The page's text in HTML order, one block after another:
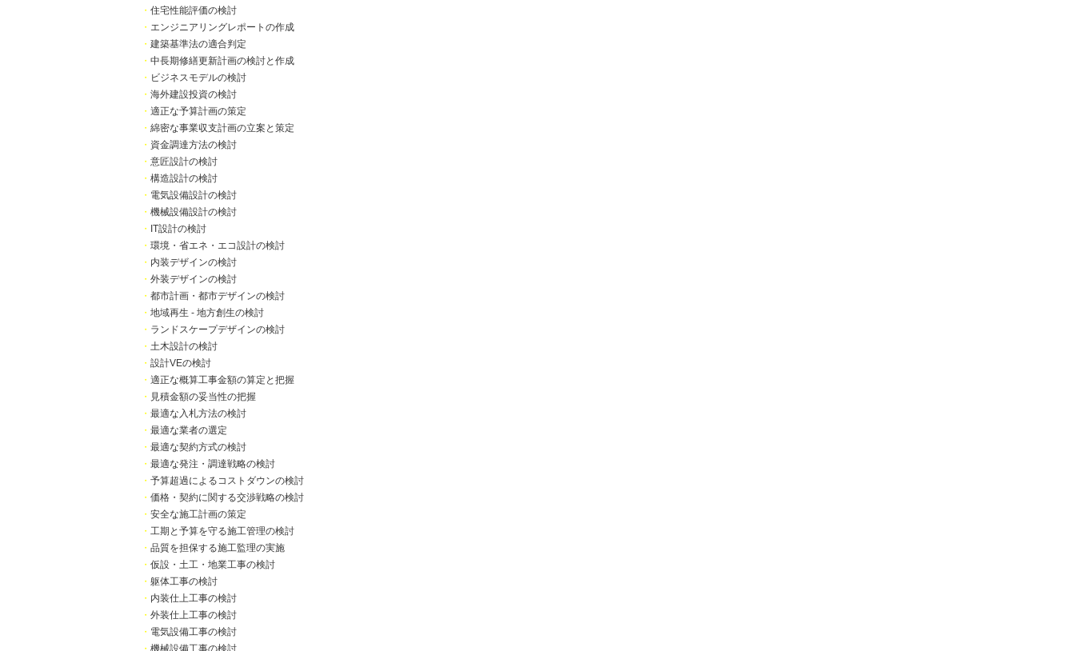
・ 住宅性能評価の検討
・ エンジニアリングレポートの作成
・ 建築基準法の適合判定
・ 中長期修繕更新計画の検討と作成
・ ビジネスモデルの検討
・ 海外建設投資の検討
・ 適正な予算計画の策定
・ 綿密な事業収支計画の立案と策定
・ 資金調達方法の検討
・ 意匠設計の検討
・ 構造設計の検討
・ 電気設備設計の検討
・ 機械設備設計の検討
・ IT設計の検討
・ 環境・省エネ・エコ設計の検討
・ 内装デザインの検討
・ 外装デザインの検討
・ 都市計画・都市デザインの検討
・ 地域再生 - 地方創生の検討
・ ランドスケープデザインの検討
・ 土木設計の検討
・ 設計VEの検討
・ 適正な概算工事金額の算定と把握
・ 見積金額の妥当性の把握
・ 最適な入札方法の検討
・ 最適な業者の選定
・ 最適な契約方式の検討
・ 最適な発注・調達戦略の検討
・ 予算超過によるコストダウンの検討
・ 価格・契約に関する交渉戦略の検討
・ 安全な施工計画の策定
・ 工期と予算を守る施工管理の検討
・ 品質を担保する施工監理の実施
・ 仮設・土工・地業工事の検討
・ 躯体工事の検討
・ 内装仕上工事の検討
・ 外装仕上工事の検討
・ 電気設備工事の検討
・ 機械設備工事の検討